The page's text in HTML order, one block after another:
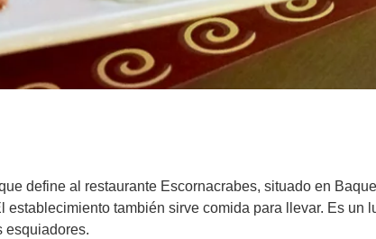
define al restaurante Escornacrabes, situado en
también sirve comida para llevar. Es un
esquiadores.